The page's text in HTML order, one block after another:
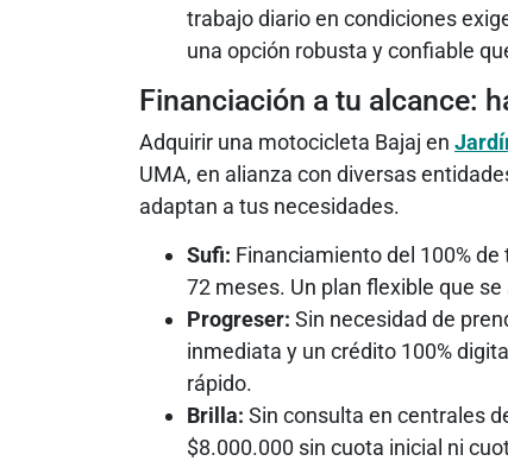
trabajo diario en condiciones
una opción robusta y confiable
Financiación a tu alcance:
Adquirir una motocicleta Bajaj en
UMA, en alianza con diversas
adaptan a tus necesidades.
Sufi: Financiamiento del 100%
72 meses. Un plan flexible que
Progreser: Sin necesidad de
inmediata y un crédito 100%
rápido.
Brilla: Sin consulta en centrales
$8.000.000 sin cuota inicial ni